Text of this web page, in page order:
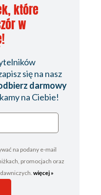
które
w
się na nasz
darmowy
na Ciebie!
na podany e-mail
promocjach oraz
więcej »